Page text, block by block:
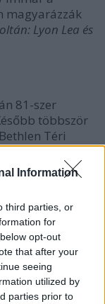
Information
third parties, or
for
opt-out
that after your
seeing
utilized by
parties prior to
magyarázzák
Lyon Lea és
81-szer
többször
Téri
Az
kor nyilvános